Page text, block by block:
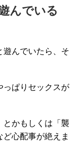
んでいる
遊んでいたら、そ
っぱりセックスが
とかもしくは「襲
心配事が絶えま